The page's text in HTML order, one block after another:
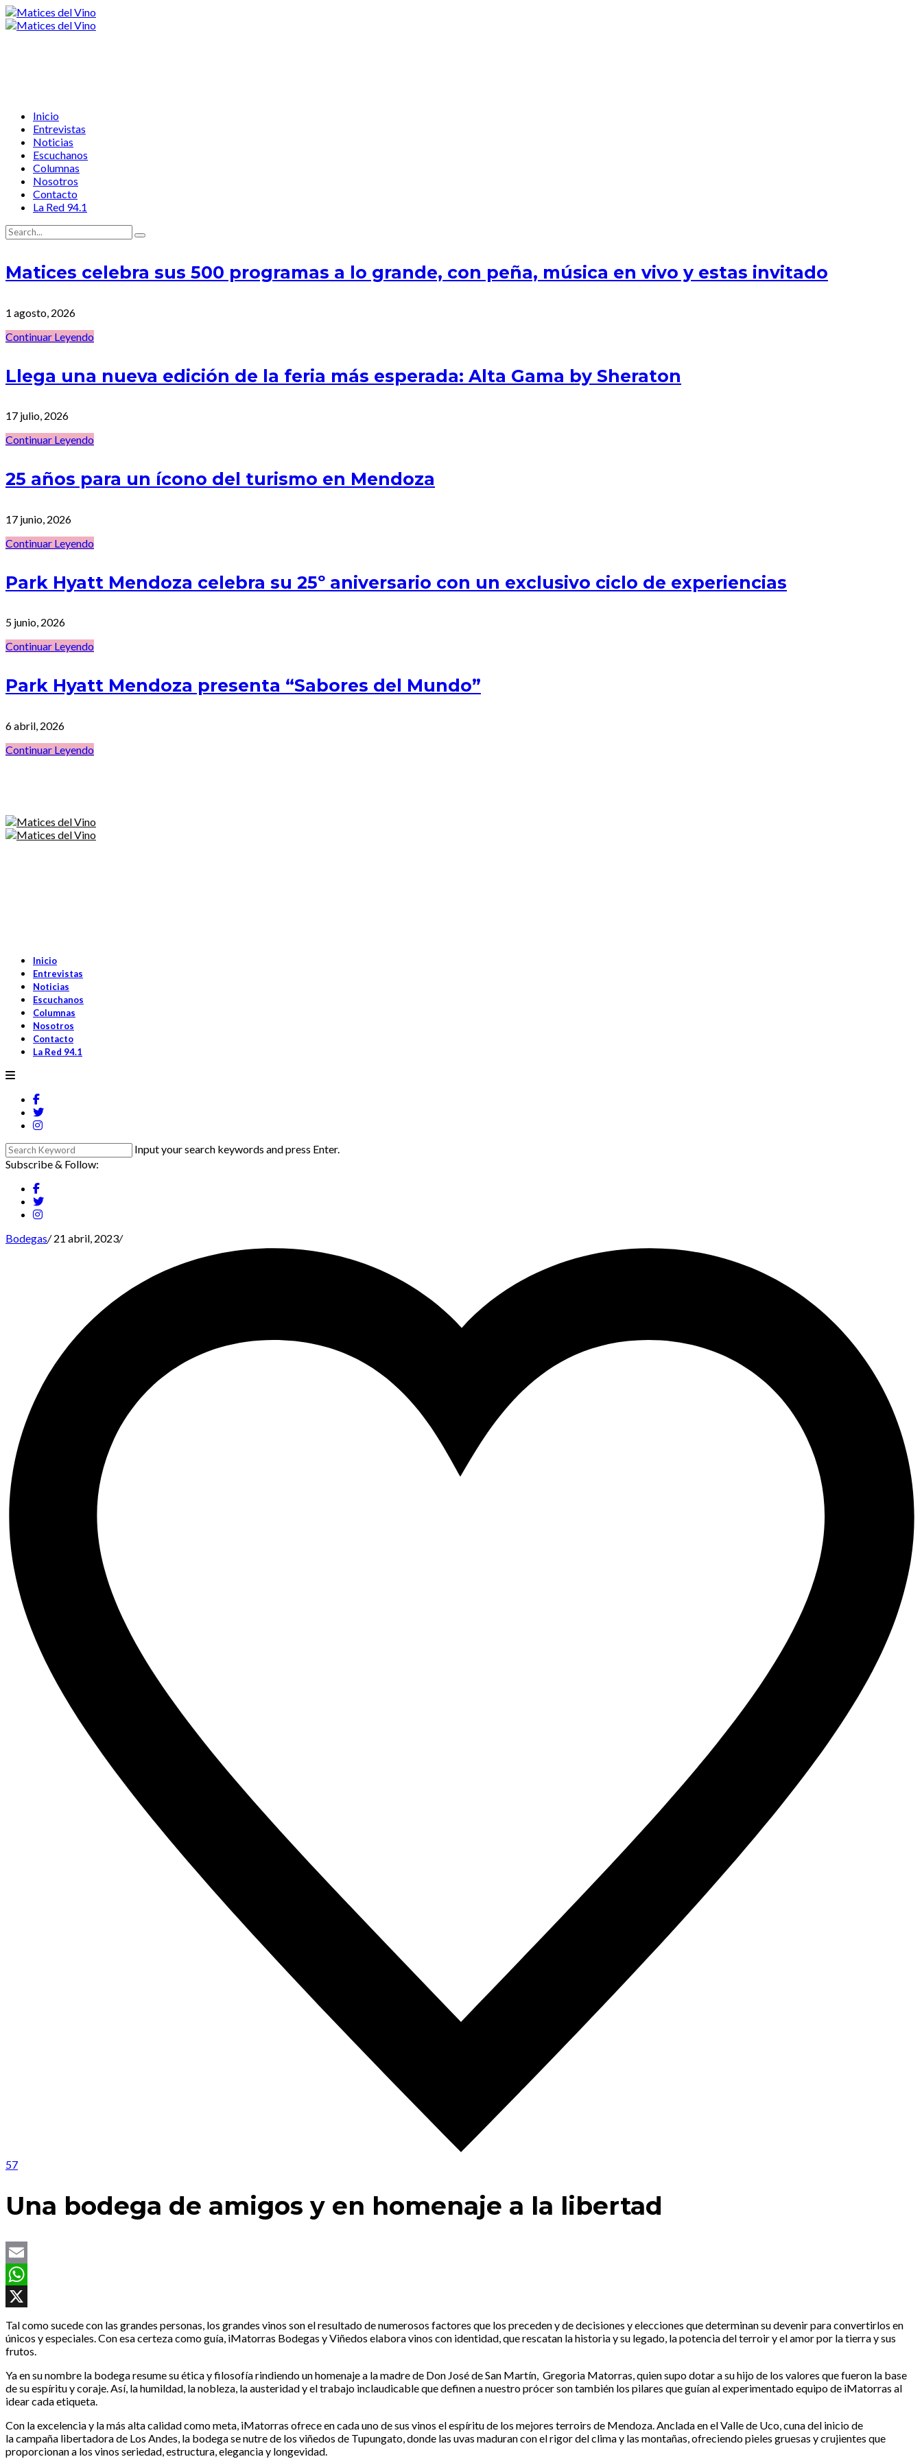
Inicio
Entrevistas
Noticias
Escuchanos
Columnas
Nosotros
Contacto
La Red 94.1
Matices celebra sus 500 programas a lo grande, con peña, música en vivo y estas invitado
1 agosto, 2026
Continuar Leyendo
Llega una nueva edición de la feria más esperada: Alta Gama by Sheraton
17 julio, 2026
Continuar Leyendo
25 años para un ícono del turismo en Mendoza
17 junio, 2026
Continuar Leyendo
Park Hyatt Mendoza celebra su 25º aniversario con un exclusivo ciclo de experiencias
5 junio, 2026
Continuar Leyendo
Park Hyatt Mendoza presenta “Sabores del Mundo”
6 abril, 2026
Continuar Leyendo
Inicio
Entrevistas
Noticias
Escuchanos
Columnas
Nosotros
Contacto
La Red 94.1
Input your search keywords and press Enter.
Subscribe & Follow:
Bodegas/21 abril, 2023/
57
Una bodega de amigos y en homenaje a la libertad
Email
WhatsApp
Tal como sucede con las grandes personas, los grandes vinos son el resultado de numerosos factores que los preceden y de decisiones y elecciones que determinan su devenir para convertirlos en
únicos y especiales. Con esa certeza como guía, iMatorras Bodegas y Viñedos elabora vinos con identidad, que rescatan la historia y su legado, la potencia del terroir y el amor por la tierra y sus
frutos.
Ya en su nombre la bodega resume su ética y filosofía rindiendo un homenaje a la madre de Don José de San Martín, Gregoria Matorras, quien supo dotar a su hijo de los valores que fueron la base
de su espíritu y coraje. Así, la humildad, la nobleza, la austeridad y el trabajo inclaudicable que definen a nuestro prócer son también los pilares que guían al experimentado equipo de iMatorras al
idear cada etiqueta.
Con la excelencia y la más alta calidad como meta, iMatorras ofrece en cada uno de sus vinos el espíritu de los mejores terroirs de Mendoza. Anclada en el Valle de Uco, cuna del inicio de
la campaña libertadora de Los Andes, la bodega se nutre de los viñedos de Tupungato, donde las uvas maduran con el rigor del clima y las montañas, ofreciendo pieles gruesas y crujientes que
proporcionan a los vinos seriedad, estructura, elegancia y longevidad.